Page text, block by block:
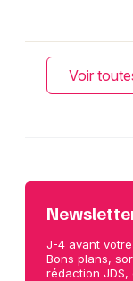
Voir
J-4 avant
Bons plans,
rédaction JDS,